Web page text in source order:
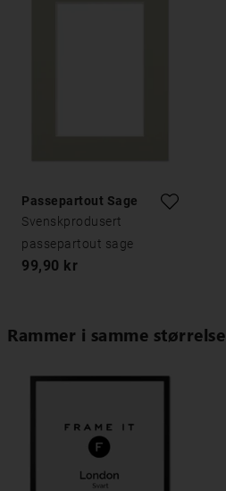
Passepartout Sage
Svenskprodusert
passepartout sage
99,90 kr
Rammer i samme størrelse